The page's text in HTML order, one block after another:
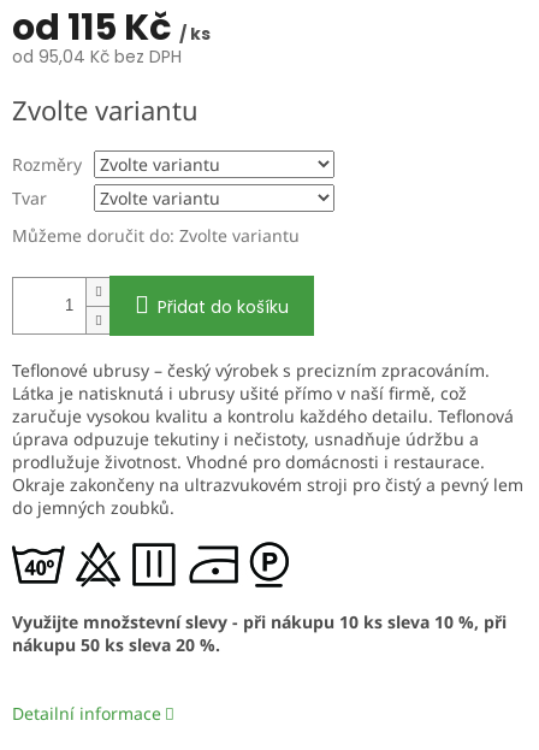
od 115 Kč / ks
od 95,04 Kč bez DPH
cena:
Zvolte variantu
Rozměry
Tvar
Můžeme doručit do: Zvolte variantu
Přidat do košíku
Teflonové ubrusy – český výrobek s precizním zpracováním.
Látka je natisknutá i ubrusy ušité přímo v naší firmě, což
zaručuje vysokou kvalitu a kontrolu každého detailu. Teflonová
úprava odpuzuje tekutiny i nečistoty, usnadňuje údržbu a
prodlužuje životnost. Vhodné pro domácnosti i restaurace.
Okraje zakončeny na ultrazvukovém stroji pro čistý a pevný lem
do jemných zoubků.
Využijte množstevní slevy - při nákupu 10 ks sleva 10 %, při
nákupu 50 ks sleva 20 %.
Detailní informace